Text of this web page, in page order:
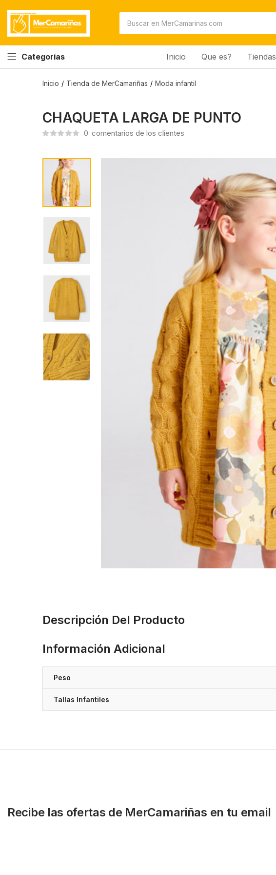
Categorías Inicio Que es? Tiendas
Inicio Tienda de MerCamariñas Moda infantil
CHAQUETA LARGA DE PUNTO
0 comentarios de los clientes
Descripción Del Producto
Información Adicional
Peso
Tallas Infantiles
Recibe las ofertas de MerCamariñas en tu email